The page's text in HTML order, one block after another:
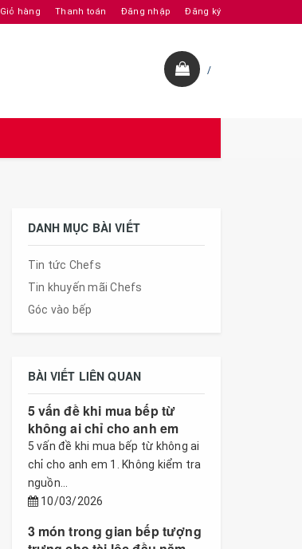
Giỏ hàng Thanh toán Đăng nhập Đăng ký
/
DANH MỤC BÀI VIẾT
Tin tức Chefs
Tin khuyến mãi Chefs
Góc vào bếp
BÀI VIẾT LIÊN QUAN
5 vấn đề khi mua bếp từ
không ai chỉ cho anh em
5 vấn đề khi mua bếp từ không ai
chỉ cho anh em 1. Không kiểm tra
nguồn...
10/03/2026
3 món trong gian bếp tượng